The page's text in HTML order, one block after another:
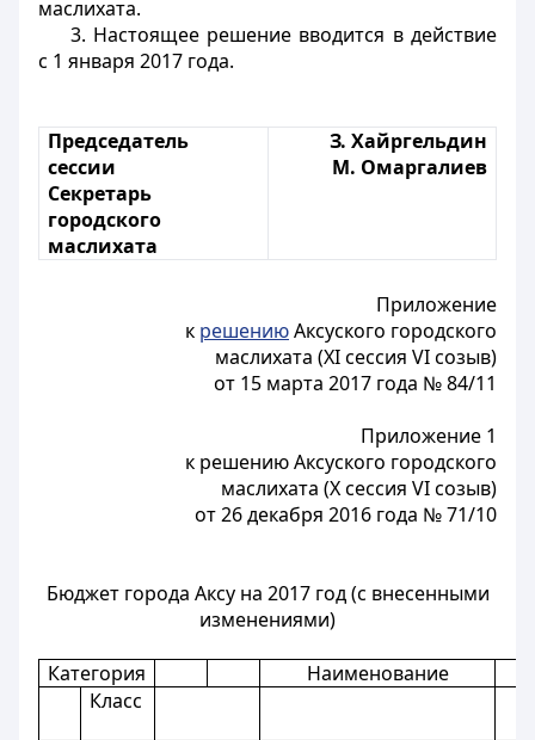
маслихата.
3. Настоящее решение вводится в действие
с 1 января 2017 года.
Председатель
сессии
Секретарь
городского
маслихата
З. Хайргельдин
М. Омаргалиев
Приложение
к решениюАксуского городского
маслихата (XI сессия VI созыв)
от 15 марта 2017 года № 84/11
Приложение 1
к решению Аксуского городского
маслихата (X сессия VI созыв)
от 26 декабря 2016 года № 71/10
Бюджет города Аксу на 2017 год (с внесенными
изменениями)
Категория Наименование
Класс